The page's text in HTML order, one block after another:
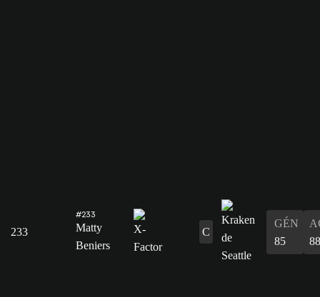
233
#233
Matty
Beniers
C
GÉN
85
88